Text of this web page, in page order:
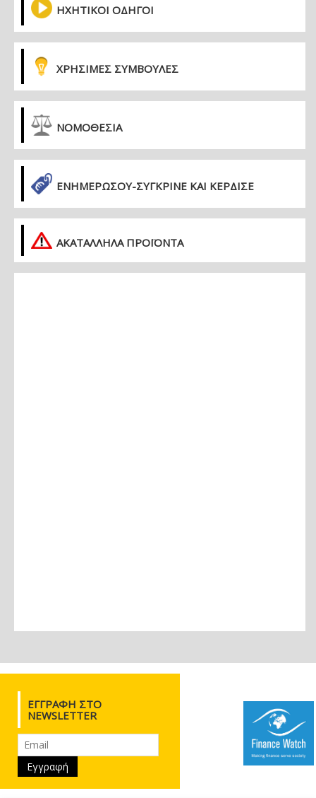
ΗΧΗΤΙΚΟΙ ΟΔΗΓΟΙ
ΧΡΗΣΙΜΕΣ ΣΥΜΒΟΥΛΕΣ
ΝΟΜΟΘΕΣΙΑ
ΕΝΗΜΕΡΏΣΟΥ-ΣΎΓΚΡΙΝΕ ΚΑΙ ΚΈΡΔΙΣΕ
ΑΚΑΤΑΛΛΗΛΑ ΠΡΟΪΟΝΤΑ
ΕΓΓΡΑΦΉ ΣΤΟ
NEWSLETTER